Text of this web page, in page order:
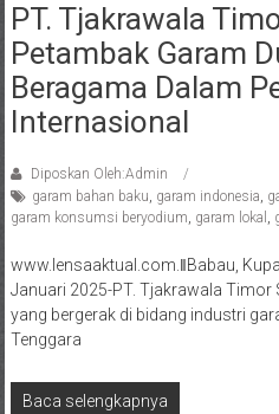
PT. Tjakrawala
Petambak Garam
Beragama Dalam
Internasional
Diposkan Oleh:Admin
garam bahan baku, garam indonesia,
garam konsumsi beryodium, garam lokal ,
www.lensaaktual.com.ǁBabau,
Januari 2025-PT. Tjakrawala Timor
yang bergerak di bidang industri
Tenggara
Baca selengkapnya